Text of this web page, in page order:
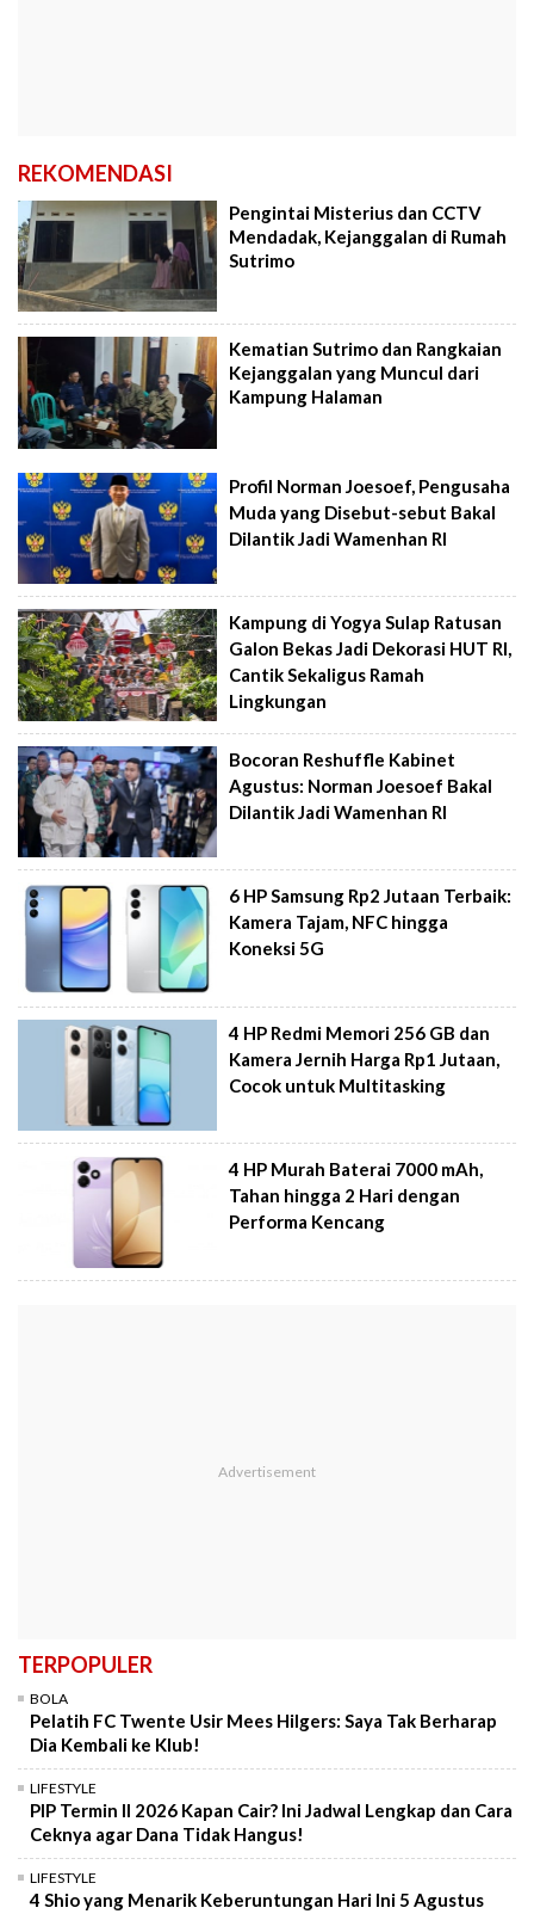
REKOMENDASI
Pengintai Misterius dan CCTV
Mendadak, Kejanggalan di Rumah
Sutrimo
Kematian Sutrimo dan Rangkaian
Kejanggalan yang Muncul dari
Kampung Halaman
Profil Norman Joesoef, Pengusaha
Muda yang Disebut-sebut Bakal
Dilantik Jadi Wamenhan RI
Kampung di Yogya Sulap Ratusan
Galon Bekas Jadi Dekorasi HUT RI,
Cantik Sekaligus Ramah
Lingkungan
Bocoran Reshuffle Kabinet
Agustus: Norman Joesoef Bakal
Dilantik Jadi Wamenhan RI
6 HP Samsung Rp2 Jutaan Terbaik:
Kamera Tajam, NFC hingga
Koneksi 5G
4 HP Redmi Memori 256 GB dan
Kamera Jernih Harga Rp1 Jutaan,
Cocok untuk Multitasking
4 HP Murah Baterai 7000 mAh,
Tahan hingga 2 Hari dengan
Performa Kencang
TERPOPULER
BOLA
Pelatih FC Twente Usir Mees Hilgers: Saya Tak Berharap
Dia Kembali ke Klub!
LIFESTYLE
PIP Termin II 2026 Kapan Cair? Ini Jadwal Lengkap dan Cara
Ceknya agar Dana Tidak Hangus!
LIFESTYLE
4 Shio yang Menarik Keberuntungan Hari Ini 5 Agustus